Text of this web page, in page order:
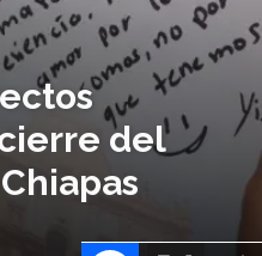
del
X
Facebook